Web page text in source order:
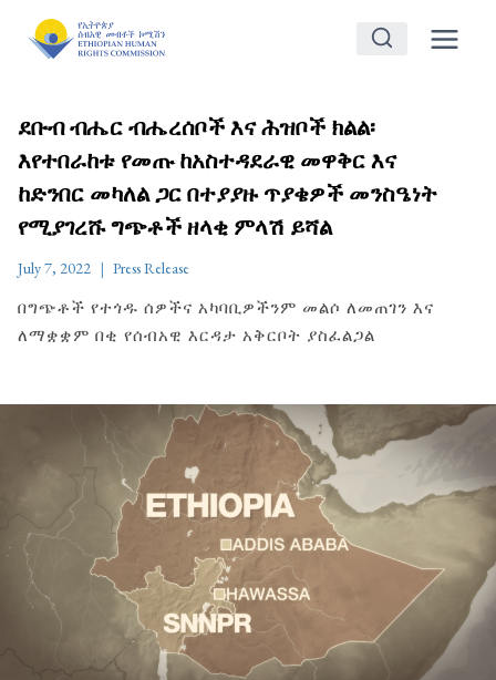
ደቡብ ብሔር ብሔረሰቦች እና ሕዝቦች ክልል፡
እየተበራከቱ የመጡ ከአስተዳደራዊ መዋቅር እና
ከድንበር መካለል ጋር በተያያዙ ጥያቄዎች መንስዔነት
የሚያገረሹ ግጭቶች ዘላቂ ምላሽ ይሻል
July 7, 2022 Press Release
በግጭቶች የተጎዱ ሰዎችና አካባቢዎችንም መልሶ ለመጠገን እና
ለማቋቋም በቂ የሰብአዊ እርዳታ አቅርቦት ያስፈልጋል